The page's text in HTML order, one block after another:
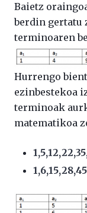
Baietz
berdin gertatu
terminoaren
Hurrengo
ezinbestekoa
terminoak
matematikoa